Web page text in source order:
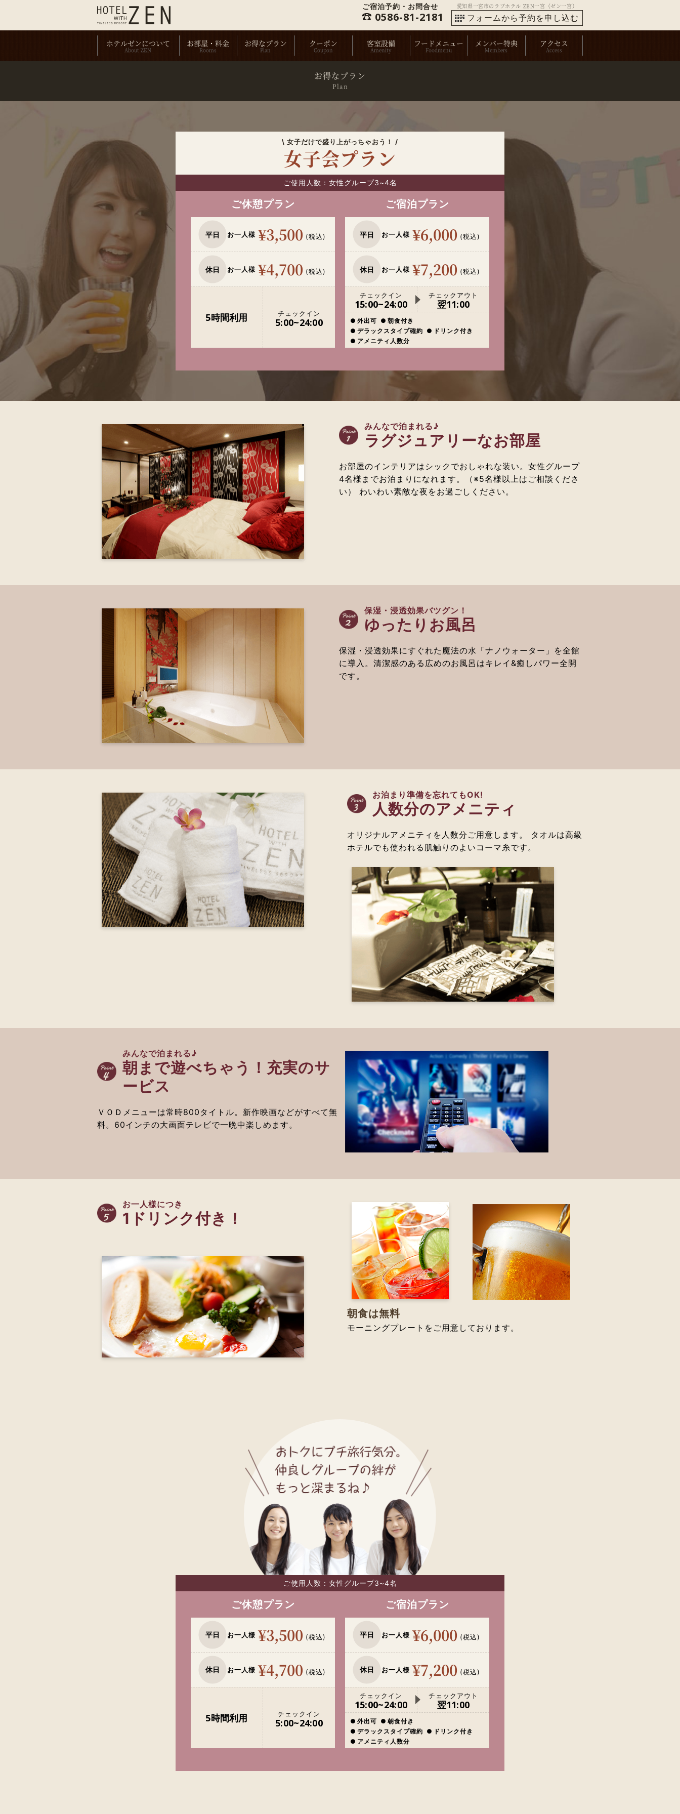
ご宿泊予約・お問合せ
0586-81-2181
愛知県一宮市のラブホテル ZEN一宮（ゼン一宮）
フォームから予約を申し込む
ホテルゼンについて お部屋・料金 お得なプラン クーポン 客室設備 フードメニュー メンバー特典 アクセス
お得なプラン
Plan
\ 女子だけで盛り上がっちゃおう！ /
女子会プラン
ご使用人数：女性グループ3~4名
ご休憩プラン
平日 お一人様 ¥3,500 (税込)
休日 お一人様 ¥4,700 (税込)
5時間利用 チェックイン
5:00~24:00
ご宿泊プラン
平日 お一人様 ¥6,000 (税込)
休日 お一人様 ¥7,200 (税込)
チェックイン
15:00~24:00
チェックアウト
翌11:00
外出可
朝食付き
デラックスタイプ確約
ドリンク付き
アメニティ人数分
みんなで泊まれる♪
ラグジュアリーなお部屋
お部屋のインテリアはシックでおしゃれな装い。女性グループ
4名様までお泊まりになれます。（※5名様以上はご相談くださ
い） わいわい素敵な夜をお過ごしください。
保湿・浸透効果バツグン！
ゆったりお風呂
保湿・浸透効果にすぐれた魔法の水「ナノウォーター」を全館
に導入。清潔感のある広めのお風呂はキレイ&癒しパワー全開
です。
お泊まり準備を忘れてもOK!
人数分のアメニティ
オリジナルアメニティを人数分ご用意します。 タオルは高級
ホテルでも使われる肌触りのよいコーマ糸です。
みんなで泊まれる♪
朝まで遊べちゃう！充実のサ
ービス
ＶＯＤメニューは常時800タイトル。新作映画などがすべて無
料。60インチの大画面テレビで一晩中楽しめます。
お一人様につき
1ドリンク付き！
朝食は無料
モーニングプレートをご用意しております。
ご使用人数：女性グループ3~4名
ご休憩プラン
平日 お一人様 ¥3,500 (税込)
休日 お一人様 ¥4,700 (税込)
5時間利用 チェックイン
5:00~24:00
ご宿泊プラン
平日 お一人様 ¥6,000 (税込)
休日 お一人様 ¥7,200 (税込)
チェックイン
15:00~24:00
チェックアウト
翌11:00
外出可
朝食付き
デラックスタイプ確約
ドリンク付き
アメニティ人数分